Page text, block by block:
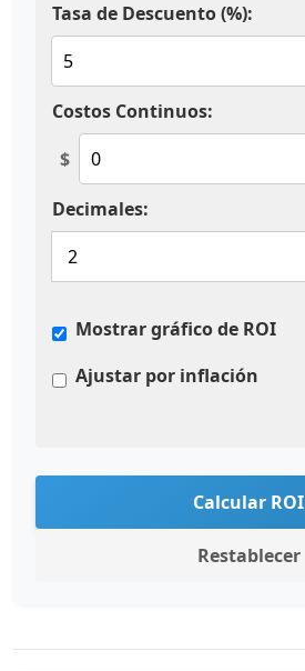
Tasa de Descuento (%):
Costos Continuos:
$
Decimales:
Mostrar gráfico de ROI
Ajustar por inflación
Calcular ROI
Restablecer